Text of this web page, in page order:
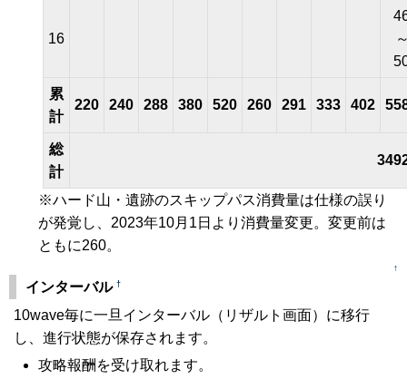
16
累
計
220 240 288 380 520 260 291 333 402
総
計
※ハード山・遺跡のスキップパス消費量は仕様の誤り
が発覚し、2023年10月1日より消費量変更。変更前は
ともに260。
↑
インターバル †
10wave毎に一旦インターバル（リザルト画面）に移行
し、進行状態が保存されます。
攻略報酬を受け取れます。